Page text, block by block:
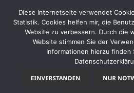
Diese Internetseite verwendet
Statistik. Cookies helfen mir, die
Website zu verbessern. Durch die
Website stimmen Sie der
Informationen hierzu finden
EINVERSTANDEN NUR